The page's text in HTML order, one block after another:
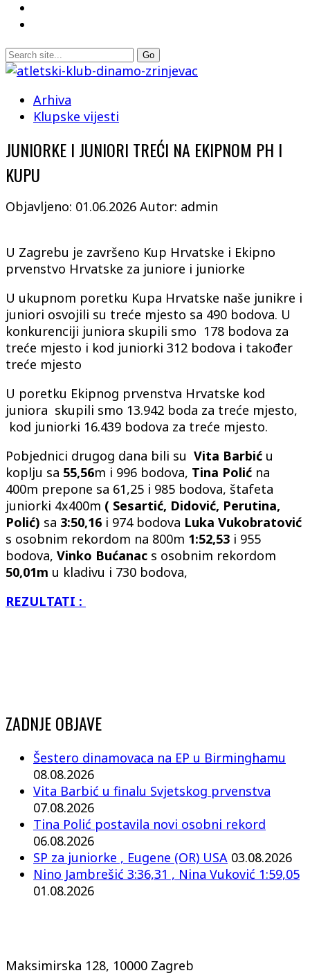
Arhiva
Klupske vijesti
JUNIORKE I JUNIORI TREĆI NA EKIPNOM PH I
KUPU
Objavljeno: 01.06.2026 Autor: admin
U Zagrebu je završeno Kup Hrvatske i Ekipno
prvenstvo Hrvatske za juniore i juniorke
U ukupnom poretku Kupa Hrvatske naše junikre i
juniori osvojili su treće mjesto sa 490 bodova. U
konkurenciji juniora skupili smo 178 bodova za
treće mjesto i kod juniorki 312 bodova i također
treće mjesto
U poretku Ekipnog prvenstva Hrvatske kod
juniora skupili smo 13.942 boda za treće mjesto,
kod juniorki 16.439 bodova za treće mjesto.
Pobjednici drugog dana bili su Vita Barbić u
koplju sa 55,56m i 996 bodova, Tina Polić na
400m prepone sa 61,25 i 985 bodova, štafeta
juniorki 4x400m ( Sesartić, Didović, Perutina,
Polić) sa 3:50,16 i 974 bodova Luka Vukobratović
s osobnim rekordom na 800m 1:52,53 i 955
bodova, Vinko Bućanac s osobnim rekordom
50,01m u kladivu i 730 bodova,
REZULTATI :
ZADNJE OBJAVE
Šestero dinamovaca na EP u Birminghamu
08.08.2026
Vita Barbić u finalu Svjetskog prvenstva
07.08.2026
Tina Polić postavila novi osobni rekord
06.08.2026
SP za juniorke , Eugene (OR) USA 03.08.2026
Nino Jambrešić 3:36,31 , Nina Vuković 1:59,05
01.08.2026
Maksimirska 128, 10000 Zagreb